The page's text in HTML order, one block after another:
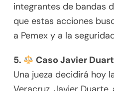
integrantes de bandas
que estas acciones
a Pemex y a la
5.
Caso Javier
Una jueza decidirá hoy